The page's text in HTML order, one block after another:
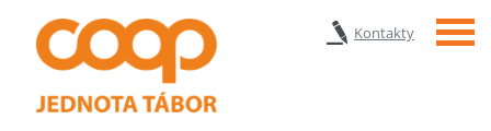
Kontakty Menu